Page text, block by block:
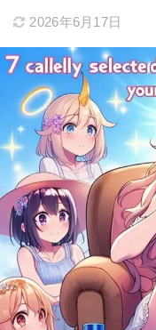
2026年6月17日